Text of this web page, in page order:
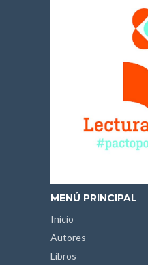
MENÚ PRINCIPAL
Inicio
Autores
Libros